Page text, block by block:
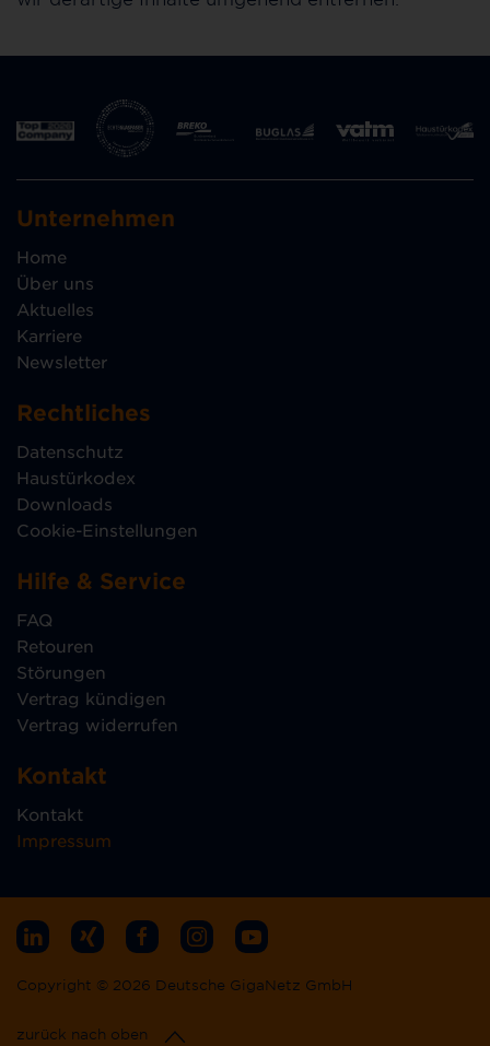
Unternehmen
Home
Über uns
Aktuelles
Karriere
Newsletter
Rechtliches
Datenschutz
Haustürkodex
Downloads
Cookie-Einstellungen
Hilfe & Service
FAQ
Retouren
Störungen
Vertrag kündigen
Vertrag widerrufen
Kontakt
Kontakt
Impressum
Copyright © 2026 Deutsche GigaNetz GmbH
zurück nach oben